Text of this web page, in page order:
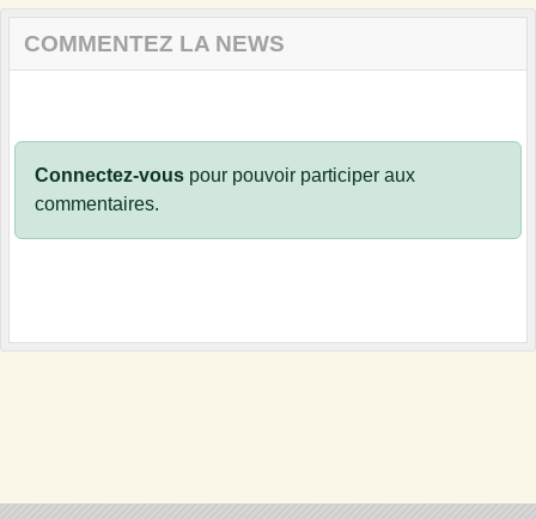
COMMENTEZ LA NEWS
Connectez-vous pour pouvoir participer aux
commentaires.